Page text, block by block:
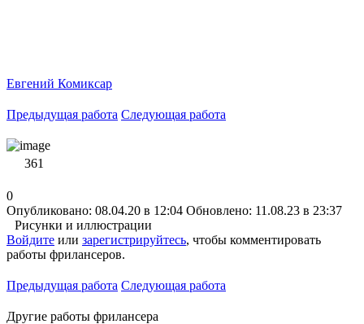
Евгений Комиксар
Предыдущая работа Следующая работа
361
0
Опубликовано: 08.04.20 в 12:04 Обновлено: 11.08.23 в 23:37
Рисунки и иллюстрации
Войдите или зарегистрируйтесь, чтобы комментировать
работы фрилансеров.
Предыдущая работа Следующая работа
Другие работы фрилансера